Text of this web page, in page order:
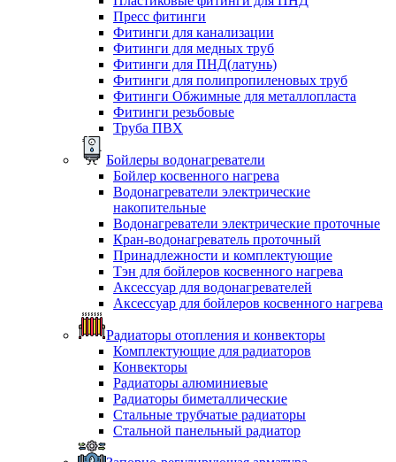
Пресс фитинги
Фитинги для канализации
Фитинги для медных труб
Фитинги для ПНД(латунь)
Фитинги для полипропиленовых труб
Фитинги Обжимные для металлопласта
Фитинги резьбовые
Труба ПВХ
Бойлеры водонагреватели
Бойлер косвенного нагрева
Водонагреватели электрические
накопительные
Водонагреватели электрические проточные
Кран-водонагреватель проточный
Принадлежности и комплектующие
Тэн для бойлеров косвенного нагрева
Аксессуар для водонагревателей
Аксессуар для бойлеров косвенного нагрева
Радиаторы отопления и конвекторы
Комплектующие для радиаторов
Конвекторы
Радиаторы алюминиевые
Радиаторы биметаллические
Стальные трубчатые радиаторы
Стальной панельный радиатор